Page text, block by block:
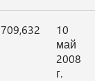
709,632
10
май
2008
г.